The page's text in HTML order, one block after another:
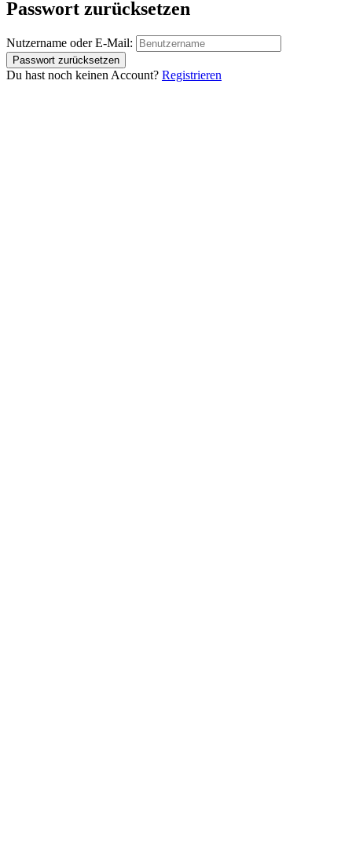
Passwort zurücksetzen
Nutzername oder E-Mail:
Du hast noch keinen Account? Registrieren